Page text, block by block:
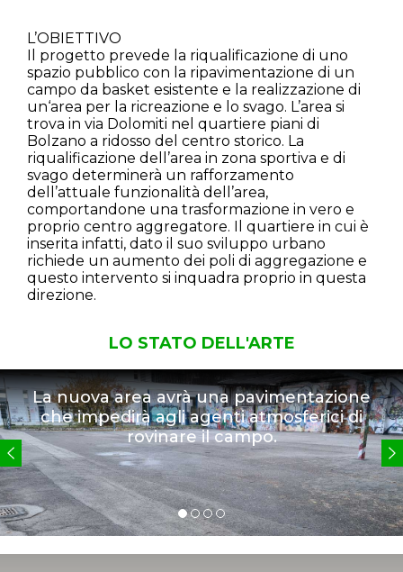
L’OBIETTIVO
Il progetto prevede la riqualificazione di uno
spazio pubblico con la ripavimentazione di un
campo da basket esistente e la realizzazione di
un‘area per la ricreazione e lo svago. L’area si
trova in via Dolomiti nel quartiere piani di
Bolzano a ridosso del centro storico. La
riqualificazione dell’area in zona sportiva e di
svago determinerà un rafforzamento
dell’attuale funzionalità dell’area,
comportandone una trasformazione in vero e
proprio centro aggregatore. Il quartiere in cui è
inserita infatti, dato il suo sviluppo urbano
richiede un aumento dei poli di aggregazione e
questo intervento si inquadra proprio in questa
direzione.
LO STATO DELL'ARTE
La nuova area avrà una pavimentazione
che impedirà agli agenti atmosferici di
rovinare il campo.